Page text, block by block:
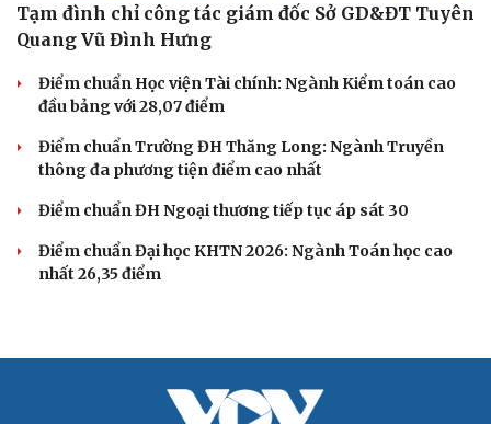
Tạm đình chỉ công tác giám đốc Sở GD&ĐT Tuyên
Quang Vũ Đình Hưng
Điểm chuẩn Học viện Tài chính: Ngành Kiểm toán cao
đầu bảng với 28,07 điểm
Điểm chuẩn Trường ĐH Thăng Long: Ngành Truyền
thông đa phương tiện điểm cao nhất
Điểm chuẩn ĐH Ngoại thương tiếp tục áp sát 30
Điểm chuẩn Đại học KHTN 2026: Ngành Toán học cao
nhất 26,35 điểm